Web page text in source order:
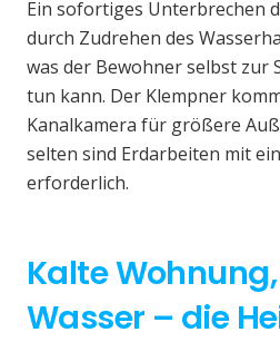
Ein sofortiges Unterbrechen
durch Zudrehen des
was der Bewohner selbst zur
tun kann. Der Klempner
Kanalkamera für größere
selten sind Erdarbeiten mit
erforderlich.
Kalte
Wasser – die